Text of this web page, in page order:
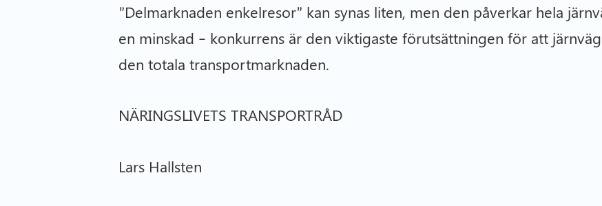
”Delmarknaden enkelresor” kan synas liten, men den påverkar hela
en minskad – konkurrens är den viktigaste förutsättningen för att
den totala transportmarknaden.
NÄRINGSLIVETS TRANSPORTRÅD
Lars Hallsten